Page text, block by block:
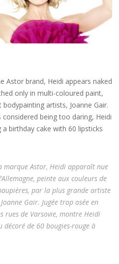
Astor brand, Heidi appears naked
only in multi-coloured paint,
artists, Joanne Gair.
being too daring, Heidi
birthday cake with 60 lipsticks
Astor, Heidi apparaît nue
peinte aux couleurs de
par la plus grande artiste
Gair. Jugée trop osée en
rues de Varsovie, montre Heidi
décoré de 60 bougies-rouge à